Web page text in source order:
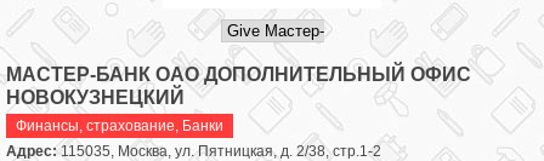
МАСТЕР-БАНК ОАО ДОПОЛНИТЕЛЬНЫЙ ОФИС
НОВОКУЗНЕЦКИЙ
Финансы, страхование, Банки
Адрес:115035, Москва, ул. Пятницкая, д. 2/38, стр.1-2